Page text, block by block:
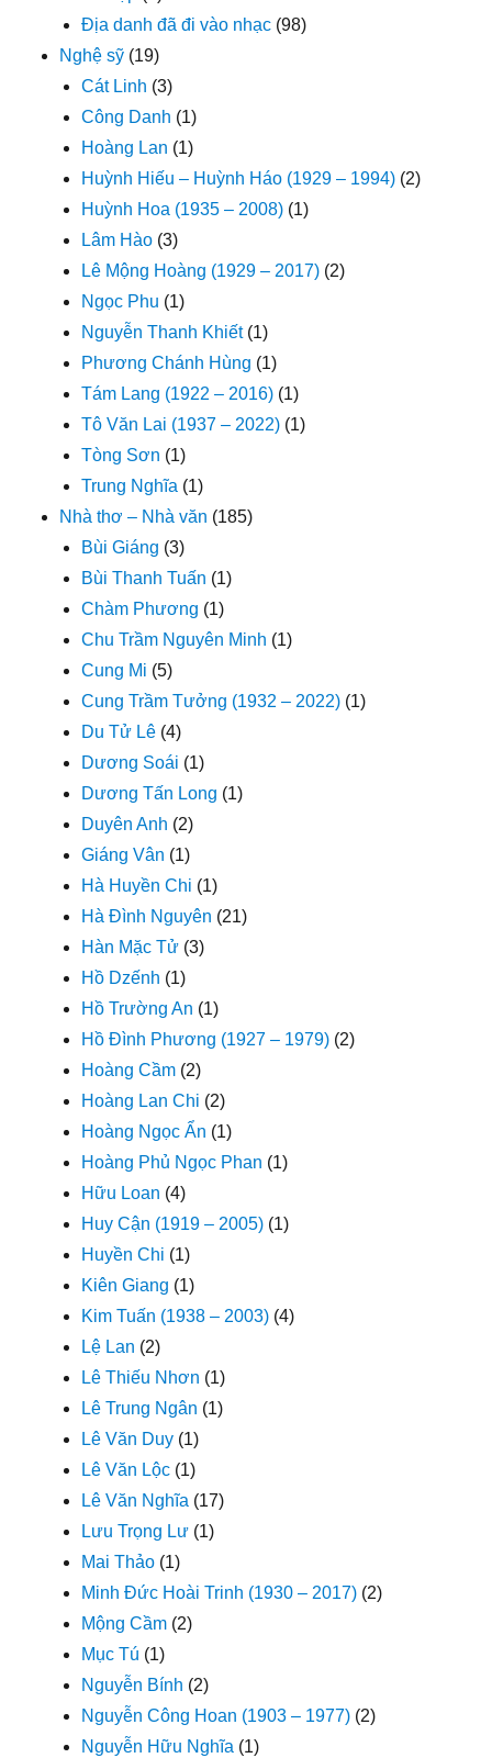
Địa danh đã đi vào nhạc (98)
Nghệ sỹ (19)
Cát Linh (3)
Công Danh (1)
Hoàng Lan (1)
Huỳnh Hiếu – Huỳnh Háo (1929 – 1994) (2)
Huỳnh Hoa (1935 – 2008) (1)
Lâm Hào (3)
Lê Mộng Hoàng (1929 – 2017) (2)
Ngọc Phu (1)
Nguyễn Thanh Khiết(1)
Phương Chánh Hùng (1)
Tám Lang (1922 – 2016) (1)
Tô Văn Lai (1937 – 2022) (1)
Tòng Sơn (1)
Trung Nghĩa (1)
Nhà thơ – Nhà văn (185)
Bùi Giáng (3)
Bùi Thanh Tuấn (1)
Chàm Phương (1)
Chu Trầm Nguyên Minh (1)
Cung Mi (5)
Cung Trầm Tưởng (1932 – 2022) (1)
Du Tử Lê (4)
Dương Soái (1)
Dương Tấn Long (1)
Duyên Anh (2)
Giáng Vân (1)
Hà Huyền Chi (1)
Hà Đình Nguyên (21)
Hàn Mặc Tử (3)
Hồ Dzếnh (1)
Hồ Trường An (1)
Hồ Đình Phương (1927 – 1979) (2)
Hoàng Cầm (2)
Hoàng Lan Chi (2)
Hoàng Ngọc Ẩn (1)
Hoàng Phủ Ngọc Phan (1)
Hữu Loan (4)
Huy Cận (1919 – 2005) (1)
Huyền Chi (1)
Kiên Giang (1)
Kim Tuấn (1938 – 2003) (4)
Lệ Lan (2)
Lê Thiếu Nhơn (1)
Lê Trung Ngân (1)
Lê Văn Duy (1)
Lê Văn Lộc (1)
Lê Văn Nghĩa (17)
Lưu Trọng Lư (1)
Mai Thảo (1)
Minh Đức Hoài Trinh (1930 – 2017) (2)
Mộng Cầm (2)
Mục Tú (1)
Nguyễn Bính (2)
Nguyễn Công Hoan (1903 – 1977) (2)
Nguyễn Hữu Nghĩa (1)